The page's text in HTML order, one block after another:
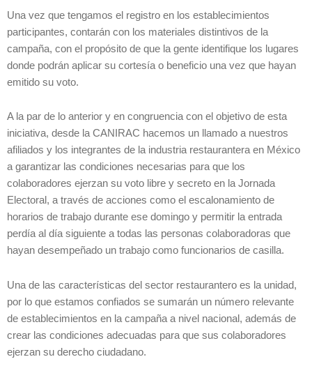
Una vez que tengamos el registro en los establecimientos
participantes, contarán con los materiales distintivos de la
campaña, con el propósito de que la gente identifique los lugares
donde podrán aplicar su cortesía o beneficio una vez que hayan
emitido su voto.
A la par de lo anterior y en congruencia con el objetivo de esta
iniciativa, desde la CANIRAC hacemos un llamado a nuestros
afiliados y los integrantes de la industria restaurantera en México
a garantizar las condiciones necesarias para que los
colaboradores ejerzan su voto libre y secreto en la Jornada
Electoral, a través de acciones como el escalonamiento de
horarios de trabajo durante ese domingo y permitir la entrada
perdía al día siguiente a todas las personas colaboradoras que
hayan desempeñado un trabajo como funcionarios de casilla.
Una de las características del sector restaurantero es la unidad,
por lo que estamos confiados se sumarán un número relevante
de establecimientos en la campaña a nivel nacional, además de
crear las condiciones adecuadas para que sus colaboradores
ejerzan su derecho ciudadano.